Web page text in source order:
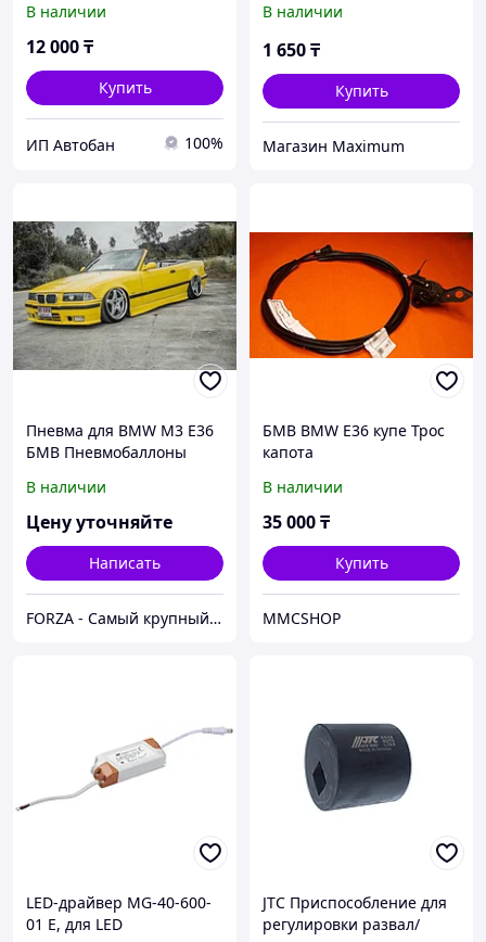
M102/M103/M104/BMW
E36/E34/E39 M50/M52 V-
В наличии
12 000₸
Купить
ИП Автобан 100%
COMPACT 94-01 3D HBK
E36-CMP SW/LH/H/X
В наличии
1 650₸
Купить
Mагазин Maximum
Пневма для BMW M3 E36
БМВ Пневмобаллоны
пневмоамортизаторы
пневмоподушки
В наличии
Цену уточняйте
Написать
FORZA - Самый крупный тюнинг-маркет в Казахстане
БМВ BMW E36 купе Трос
капота
В наличии
35 000₸
Купить
MMCSHOP
LED-драйвер MG-40-600-
01 E, для LED
JTC Приспособление для
регулировки развал/